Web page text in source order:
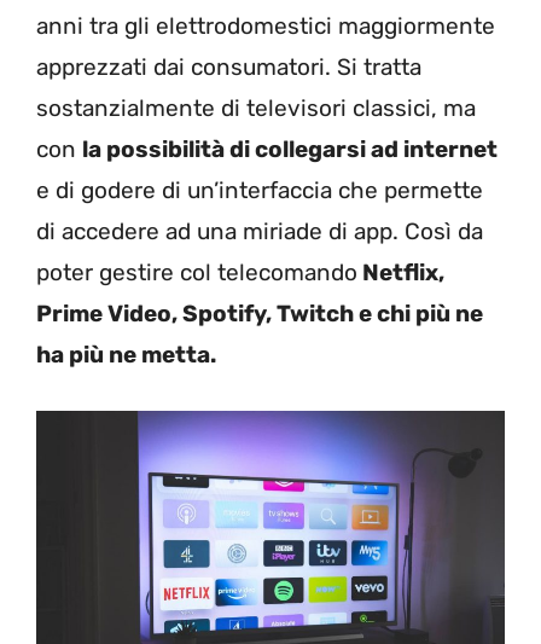
anni tra gli elettrodomestici maggiormente
apprezzati dai consumatori. Si tratta
sostanzialmente di televisori classici, ma
con la possibilità di collegarsi ad internet
e di godere di un’interfaccia che permette
di accedere ad una miriade di app. Così da
poter gestire col telecomando Netflix,
Prime Video, Spotify, Twitch e chi più ne
ha più ne metta.